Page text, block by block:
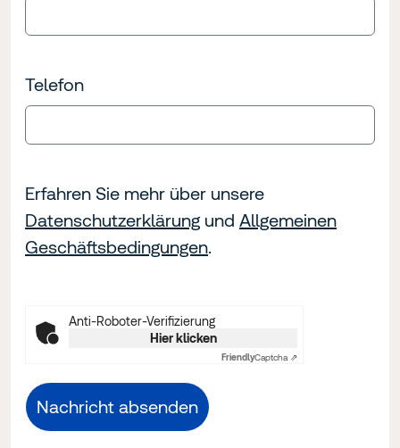
Telefon
Erfahren Sie mehr über unsere
Datenschutzerklärungund Allgemeinen
Geschäftsbedingungen.
Anti-Roboter-Verifizierung
Hier klicken
FriendlyCaptcha ⇗
Nachricht absenden